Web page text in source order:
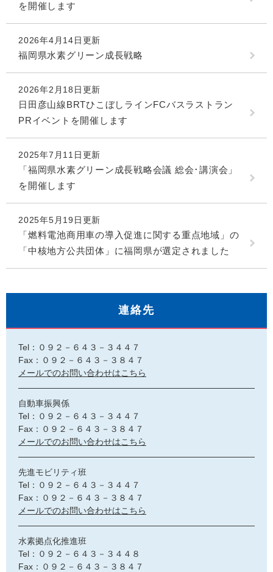
を開催します
2026年4月14日更新
福岡県水素グリーン成長戦略
2026年2月18日更新
日田彦山線BRTひこぼしラインFCバスラストラン
PRイベントを開催します
2025年7月11日更新
「福岡県水素グリーン成長戦略会議 総会･講演会」
を開催します
2025年5月19日更新
「燃料電池商用車の導入促進に関する重点地域」の
「中核地方公共団体」に福岡県が選定されました
連絡先
Tel：０９２－６４３－３４４７
Fax：０９２－６４３－３８４７
メールでのお問い合わせはこちら
自動車振興係
Tel：０９２－６４３－３４４７
Fax：０９２－６４３－３８４７
メールでのお問い合わせはこちら
先進モビリティ班
Tel：０９２－６４３－３４４７
Fax：０９２－６４３－３８４７
メールでのお問い合わせはこちら
水素拠点化推進班
Tel：０９２－６４３－３４４８
Fax：０９２－６４３－３８４７